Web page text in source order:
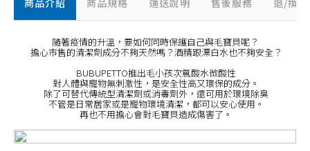
商品介紹 商品規格 運送說明 售後服務 退/換
隨著疫情的升溫，要如何同時保護自己與毛寶貝呢？
擔心市售的清潔劑成分不夠天然嗎？酒精跟漂白水也不夠安全？
BUBUPETTO推出毛小孩次氯酸水微酸性
對人體與寵物無刺激性，是安全性高又環保的成分。
除了可替代傳統型清潔劑或消毒劑外，還可用於環境除臭
不管是日常居家或是寵物環境清潔，都可以安心使用。
再也不用擔心會對毛寶貝造成傷害了。